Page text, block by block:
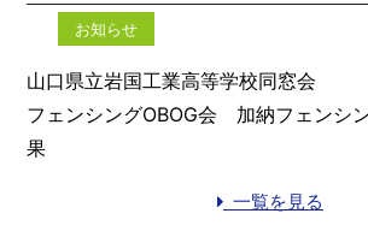
お知らせ
山口県立岩国工業高等学校同窓会
フェンシングOBOG会 加納フェンシ
果
一覧を見る